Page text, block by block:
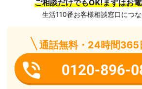
ご相談だけでもOK!まずはお
生活110番お客様相談窓口につな
通話無料・24時間365
0120-896-